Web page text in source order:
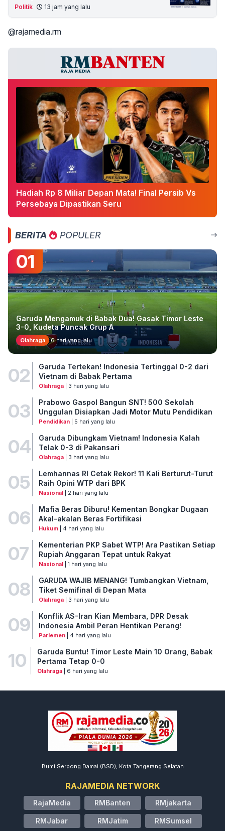
Politik 13 jam yang lalu
@rajamedia.rm
Hadiah Rp 8 Miliar Depan Mata! Final Persib Vs
Persebaya Dipastikan Seru
BERITA POPULER
01
Garuda Mengamuk di Babak Dua! Gasak Timor Leste
3-0, Kudeta Puncak Grup A
Olahraga 6 hari yang lalu
02
Garuda Tertekan! Indonesia Tertinggal 0-2 dari
Vietnam di Babak Pertama
Olahraga| 3 hari yang lalu
03
Prabowo Gaspol Bangun SNT! 500 Sekolah
Unggulan Disiapkan Jadi Motor Mutu Pendidikan
Pendidikan| 5 hari yang lalu
04
Garuda Dibungkam Vietnam! Indonesia Kalah
Telak 0-3 di Pakansari
Olahraga| 3 hari yang lalu
05
Lemhannas RI Cetak Rekor! 11 Kali Berturut-Turut
Raih Opini WTP dari BPK
Nasional| 2 hari yang lalu
06
Mafia Beras Diburu! Kementan Bongkar Dugaan
Akal-akalan Beras Fortifikasi
Hukum| 4 hari yang lalu
07
Kementerian PKP Sabet WTP! Ara Pastikan Setiap
Rupiah Anggaran Tepat untuk Rakyat
Nasional| 1 hari yang lalu
08
GARUDA WAJIB MENANG! Tumbangkan Vietnam,
Tiket Semifinal di Depan Mata
Olahraga| 3 hari yang lalu
09
Konflik AS-Iran Kian Membara, DPR Desak
Indonesia Ambil Peran Hentikan Perang!
Parlemen| 4 hari yang lalu
10
Garuda Buntu! Timor Leste Main 10 Orang, Babak
Pertama Tetap 0-0
Olahraga| 6 hari yang lalu
Bumi Serpong Damai (BSD), Kota Tangerang Selatan
RAJAMEDIA NETWORK
RajaMedia RMBanten RMjakarta
RMJabar RMJatim RMSumsel